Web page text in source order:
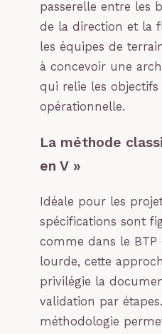
passerelle entre les
de la direction et la
les équipes de
à concevoir une
qui relie les objectifs
opérationnelle.
La méthode
en V »
Idéale pour les
spécifications sont
comme dans le BTP
lourde, cette
privilégie la
validation par
méthodologie